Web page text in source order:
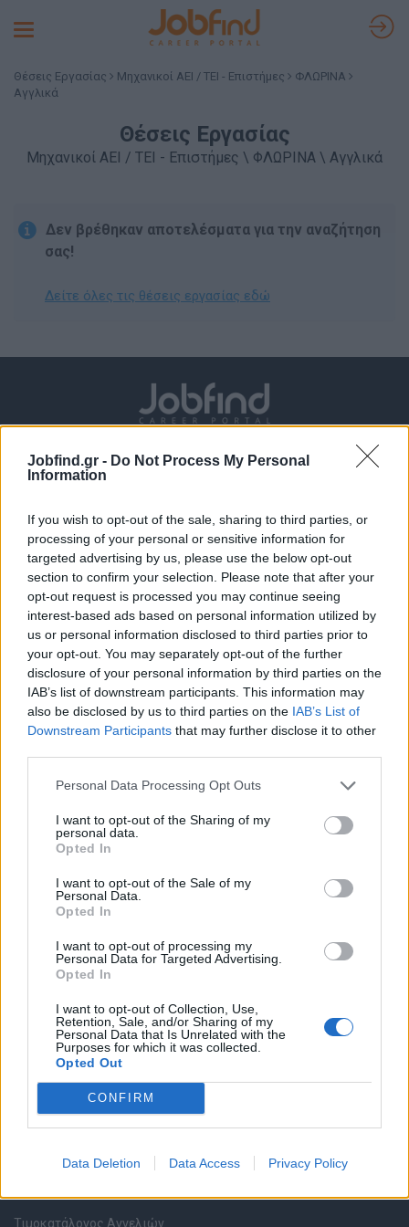
Jobfind.gr - Do Not Process My Personal
Information
If you wish to opt-out of the sale, sharing to third parties, or
processing of your personal or sensitive information for
targeted advertising by us, please use the below opt-out
section to confirm your selection. Please note that after your
opt-out request is processed you may continue seeing
interest-based ads based on personal information utilized by
us or personal information disclosed to third parties prior to
your opt-out. You may separately opt-out of the further
disclosure of your personal information by third parties on the
IAB’s list of downstream participants. This information may
also be disclosed by us to third parties on the IAB’s List of
Downstream Participants that may further disclose it to other
Personal Data Processing Opt Outs
I want to opt-out of the Sharing of my
personal data.
Opted In
I want to opt-out of the Sale of my
Personal Data.
Opted In
I want to opt-out of processing my
Personal Data for Targeted Advertising.
Opted In
I want to opt-out of Collection, Use,
Retention, Sale, and/or Sharing of my
Personal Data that Is Unrelated with the
Purposes for which it was collected.
Opted Out
CONFIRM
Data Deletion Data Access Privacy Policy
Toggle
Θέσεις Εργασίας Μηχανικοί ΑΕΙ / ΤΕΙ - Επιστήμες
ΦΛΩΡΙΝΑ
Αγγλικά
Θέσεις Εργασίας
Μηχανικοί ΑΕΙ / ΤΕΙ - Επιστήμες \ ΦΛΩΡΙΝΑ \ Αγγλικά
Δεν βρέθηκαν αποτελέσματα για την αναζήτηση
σας!
Δείτε όλες τις θέσεις εργασίας εδώ
Θέσεις εργασίας
Θέσεις Εργασίας ανά Ειδικότητα
Θέσεις Εργασίας ανά Εταιρεία
Κέντρο Βοήθειας
Καταχώρηση Online Βιογραφικού
Συμβουλές Καριέρας
HR corner
Ερωτήσεις συνεντεύξεων
Υπολογισμός καθαρού μισθού
Υπηρεσίες εταιριών
Τιμοκατάλογος Αγγελιών